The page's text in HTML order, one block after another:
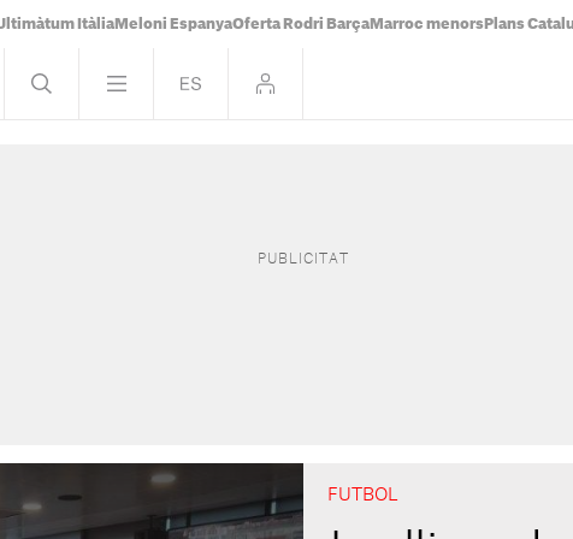
Itàlia Meloni EspanyaOferta Rodri Barça Marroc menors Plans
FUTBOL